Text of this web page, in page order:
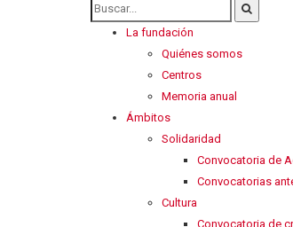
La fundación
Quiénes somos
Centros
Memoria anual
Ámbitos
Solidaridad
Convocatoria de
Convocatorias
Cultura
Convocatoria de